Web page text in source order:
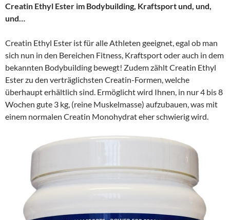
Creatin Ethyl Ester im Bodybuilding, Kraftsport und, und,
und…
Creatin Ethyl Ester ist für alle Athleten geeignet, egal ob man
sich nun in den Bereichen Fitness, Kraftsport oder auch in dem
bekannten Bodybuilding bewegt! Zudem zählt Creatin Ethyl
Ester zu den verträglichsten Creatin-Formen, welche
überhaupt erhältlich sind. Ermöglicht wird Ihnen, in nur 4 bis 8
Wochen gute 3 kg, (reine Muskelmasse) aufzubauen, was mit
einem normalen Creatin Monohydrat eher schwierig wird.